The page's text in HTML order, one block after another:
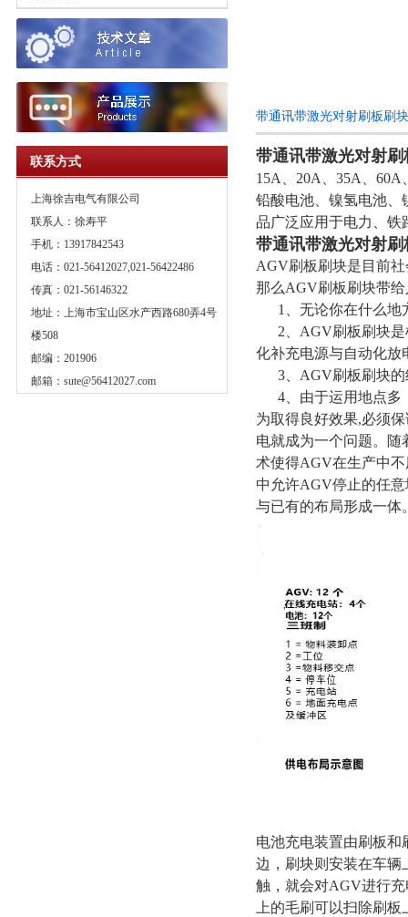
联系方式
上海徐吉电气有限公司
联系人：徐寿平
手机：13917842543
电话：021-56412027,021-56422486
传真：021-56146322
地址：上海市宝山区水产西路680弄4号
楼508
邮编：201906
邮箱： sute@56412027.com
带通讯带激光对射刷板刷
带通讯带激光对射刷
15A、20A、35A、
铅酸电池、镍氢电池、
品广泛应用于电力、铁
带通讯带激光对射刷
AGV刷板刷块是目前
那么AGV刷板刷块带
1、无论你在什么地
2、AGV刷板刷块是
化补充电源与自动化放
3、AGV刷板刷块的
4、由于运用地点多
为取得良好效果,必须
电就成为一个问题。
术使得AGV在生产中
中允许AGV停止的任
与已有的布局形成一体
电池充电装置由刷板
边，刷块则安装在车辆
触，就会对AGV进行
上的毛刷可以扫除刷